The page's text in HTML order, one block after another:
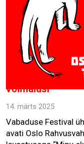
Vabaduse
võimalusi
14. märts 2025
Vabaduse Festival
avati Oslo